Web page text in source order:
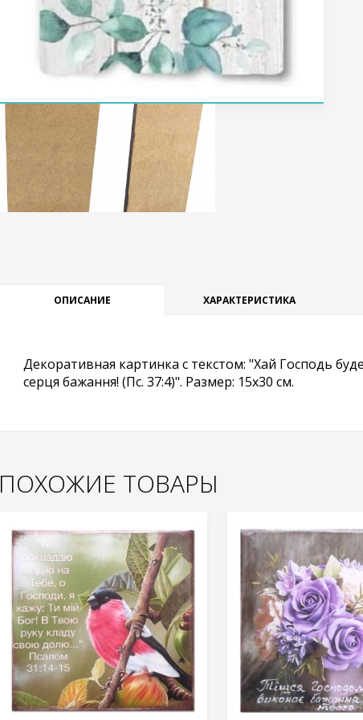
ОПИСАНИЕ ХАРАКТЕРИСТИКА
Декоративная картинка с текстом: "Хай Господь
серця бажання! (Пс. 37:4)". Размер: 15x30 см.
ПОХОЖИЕ ТОВАРЫ